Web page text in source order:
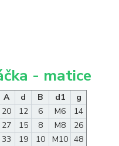
- matice
A d B d1
g
20 12 6 M6
14
27 15 8 M8
26
33 19 10 M10 48